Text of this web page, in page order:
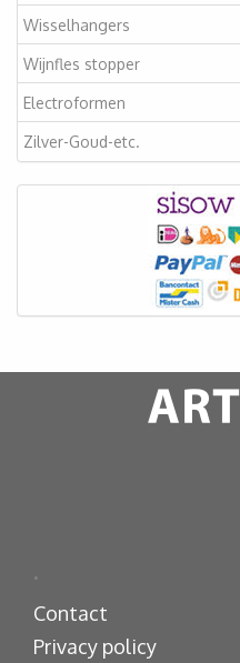
Wisselhangers
Wijnfles stopper
Electroformen
Zilver-Goud-etc.
.
Contact
Privacy policy